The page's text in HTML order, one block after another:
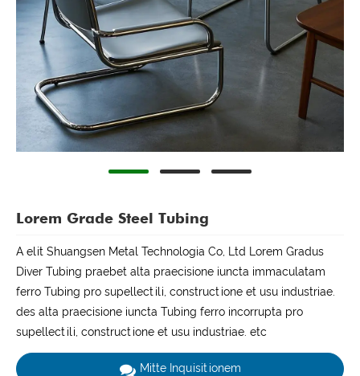
Lorem Grade Steel Tubing
A elit Shuangsen Metal Technologia Co, Ltd Lorem Gradus
Diver Tubing praebet alta praecisione iuncta immaculatam
ferro Tubing pro supellectili, constructione et usu industriae.
des alta praecisione iuncta Tubing ferro incorrupta pro
supellectili, constructione et usu industriae. etc
Mitte Inquisitionem